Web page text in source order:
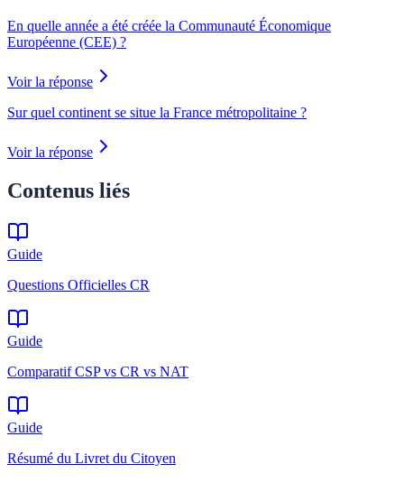
En quelle année a été créée la Communauté Économique
Européenne (CEE) ?
Voir la réponse
Sur quel continent se situe la France métropolitaine ?
Voir la réponse
Contenus liés
Guide
Questions Officielles CR
Guide
Comparatif CSP vs CR vs NAT
Guide
Résumé du Livret du Citoyen